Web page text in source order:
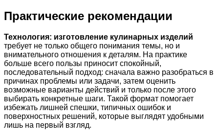
Практические рекомендации
Технология: изготовление кулинарных изделий
требует не только общего понимания темы, но и
внимательного отношения к деталям. На практике
больше всего пользы приносит спокойный,
последовательный подход: сначала важно разобраться в
причинах проблемы или задачи, затем оценить
возможные варианты действий и только после этого
выбирать конкретные шаги. Такой формат помогает
избежать лишней спешки, типичных ошибок и
поверхностных решений, которые выглядят удобными
лишь на первый взгляд.